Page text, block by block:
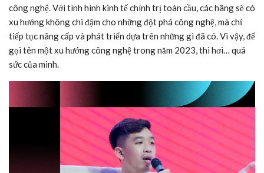
công nghệ. Với tình hình kinh tế chính trị toàn cầu, các hãng sẽ có
xu hướng không chi đậm cho những đột phá công nghệ, mà chỉ
tiếp tục nâng cấp và phát triển dựa trên những gì đã có. Vì vậy, để
gọi tên một xu hướng công nghệ trong năm 2023, thì hơi… quá
sức của mình.